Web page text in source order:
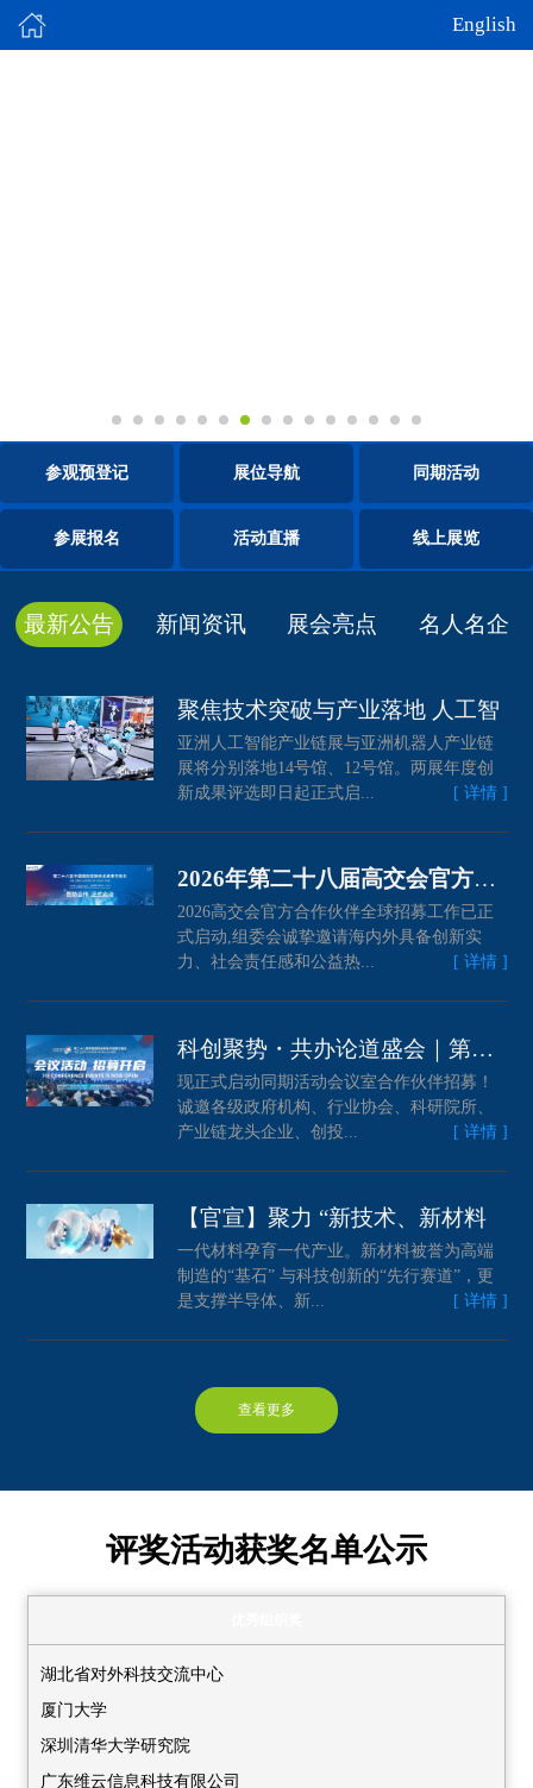
English
参观预登记 展位导航 同期活动
参展报名 活动直播 线上展览
最新公告 新闻资讯 展会亮点 名人名企
聚焦技术突破与产业落地 人工智
亚洲人工智能产业链展与亚洲机器人产业链
展将分别落地14号馆、12号馆。两展年度创
新成果评选即日起正式启...
[ 详情 ]
2026年第二十八届高交会官方合作
2026高交会官方合作伙伴全球招募工作已正
式启动,组委会诚挚邀请海内外具备创新实
力、社会责任感和公益热...
[ 详情 ]
科创聚势・共办论道盛会｜第二十
现正式启动同期活动会议室合作伙伴招募！
诚邀各级政府机构、行业协会、科研院所、
产业链龙头企业、创投...
[ 详情 ]
【官宣】聚力 “新技术、新材料
一代材料孕育一代产业。新材料被誉为高端
制造的“基石” 与科技创新的“先行赛道”，更
是支撑半导体、新...
[ 详情 ]
查看更多
评奖活动获奖名单公示
湖北省对外科技交流中心
厦门大学
深圳清华大学研究院
广东维云信息科技有限公司